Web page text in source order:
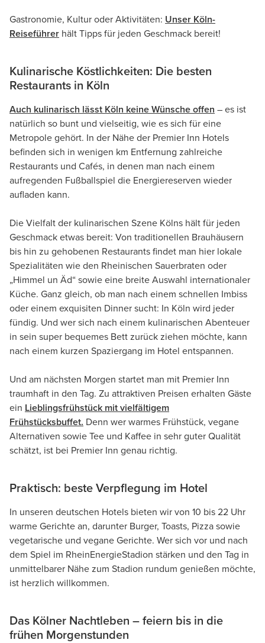
Gastronomie, Kultur oder Aktivitäten: Unser Köln-
Reiseführer hält Tipps für jeden Geschmack bereit!
Kulinarische Köstlichkeiten: Die besten
Restaurants in Köln
Auch kulinarisch lässt Köln keine Wünsche offen – es ist
natürlich so bunt und vielseitig, wie es sich für eine
Metropole gehört. In der Nähe der Premier Inn Hotels
befinden sich in wenigen km Entfernung zahlreiche
Restaurants und Cafés, in denen man nach einem
aufregenden Fußballspiel die Energiereserven wieder
aufladen kann.
Die Vielfalt der kulinarischen Szene Kölns hält für jeden
Geschmack etwas bereit: Von traditionellen Brauhäusern
bis hin zu gehobenen Restaurants findet man hier lokale
Spezialitäten wie den Rheinischen Sauerbraten oder
„Himmel un Äd“ sowie eine breite Auswahl internationaler
Küche. Ganz gleich, ob man nach einem schnellen Imbiss
oder einem exquisiten Dinner sucht: In Köln wird jeder
fündig. Und wer sich nach einem kulinarischen Abenteuer
in sein super bequemes Bett zurück ziehen möchte, kann
nach einem kurzen Spaziergang im Hotel entspannen.
Und am nächsten Morgen startet man mit Premier Inn
traumhaft in den Tag. Zu attraktiven Preisen erhalten Gäste
ein Lieblingsfrühstück mit vielfältigem
Frühstücksbuffet. Denn wer warmes Frühstück, vegane
Alternativen sowie Tee und Kaffee in sehr guter Qualität
schätzt, ist bei Premier Inn genau richtig.
Praktisch: beste Verpflegung im Hotel
In unseren deutschen Hotels bieten wir von 10 bis 22 Uhr
warme Gerichte an, darunter Burger, Toasts, Pizza sowie
vegetarische und vegane Gerichte. Wer sich vor und nach
dem Spiel im RheinEnergieStadion stärken und den Tag in
unmittelbarer Nähe zum Stadion rundum genießen möchte,
ist herzlich willkommen.
Das Kölner Nachtleben – feiern bis in die
frühen Morgenstunden